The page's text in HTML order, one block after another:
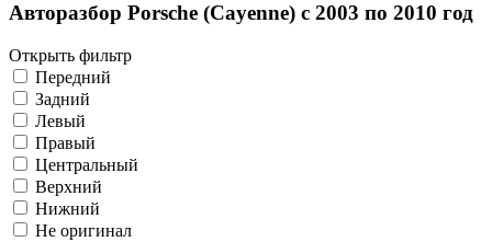
Авторазбор Porsche (Cayenne) с 2003 по 2010 год
Открыть фильтр
Передний
Задний
Левый
Правый
Центральный
Верхний
Нижний
Не оригинал